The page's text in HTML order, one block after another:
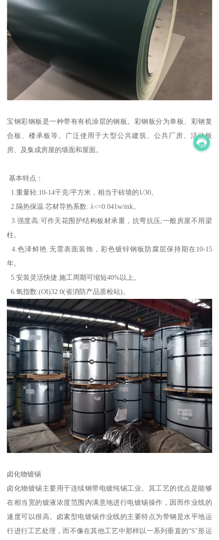
宝钢彩钢板是一种带有有机涂层的钢板。彩钢板分为单板、彩钢复
合板、楼承板等。广泛使用于大型公共建筑、公共厂房、活动板
房、及集成房屋的墙面和屋面。
基本特点：
1.重量轻:10-14千克/平方米，相当于砖墙的1/30。
2.隔热保温:芯材导热系数: λ<=0.041w/mk。
3.强度高:可作天花围护结构板材承重，抗弯抗压;一般房屋不用梁
柱。
4.色泽鲜艳:无需表面装饰，彩色镀锌钢板防腐层保持期在10-15
年。
5.安装灵活快捷:施工周期可缩短40%以上。
6.氧指数:(OI)32.0(省消防产品质检站)。
卤化物镀锡
卤化物镀锡主要用于连续钢带电镀纯锡工业。其工艺的优点是能够
在相当宽的镀液浓度范围内满意地进行电镀锡操作，因而作业线的
速度可以很高。卤素型电镀锡作业线的主要特点为带钢是水平地运
行进行工艺处理，而不像在其他工艺中那样以一系列垂直的“S"形运